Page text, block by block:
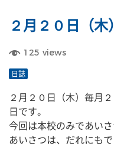
２月２０日（
125 views
日誌
２月２０日（木）毎月
日です。
今回は本校のみであい
あいさつは、だれにも